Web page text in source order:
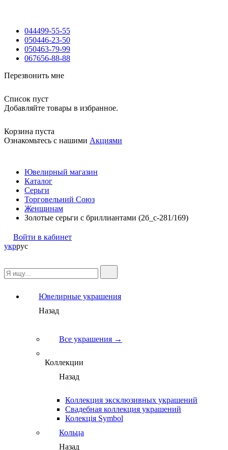
044499-55-55
050446-23-50
050463-79-99
067656-88-88
Перезвонить мне
Список пуст
Добавляйте товары в избранное.
Корзина пуста
Ознакомьтесь с нашими Акциями
Ювелирный магазин
Каталог
Серьги
Торговельний Союз
Женщинам
Золотые серьги с бриллиантами (2б_с-281/169)
Войти в кабинет
укррус
Ювелирные украшения
Назад
Все украшения →
Коллекции
Назад
Коллекция эксклюзивных украшений
Свадебная коллекция украшений
Колекція Symbol
Кольца
Назад